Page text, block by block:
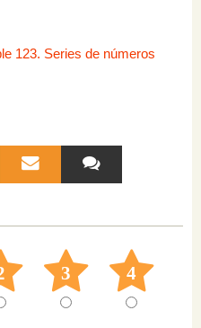
123. Series de números
3 4